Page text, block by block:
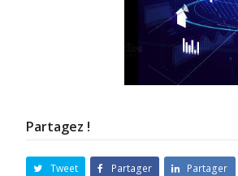
Partagez !
Tweet Partager Partager